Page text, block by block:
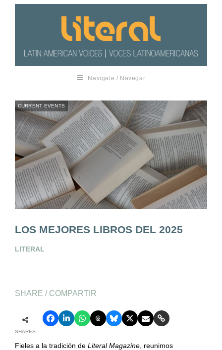
Navigate / Navegar
CURRENT EVENTS
LOS MEJORES LIBROS DEL 2025
LITERAL
SHARE / COMPARTIR
SHARES
Fieles a la tradición de Literal Magazine, reunimos